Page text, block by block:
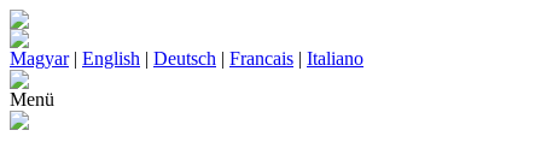
Magyar| English | Deutsch | Francais | Italiano
Menü